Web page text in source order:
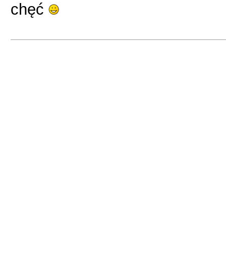
chęć